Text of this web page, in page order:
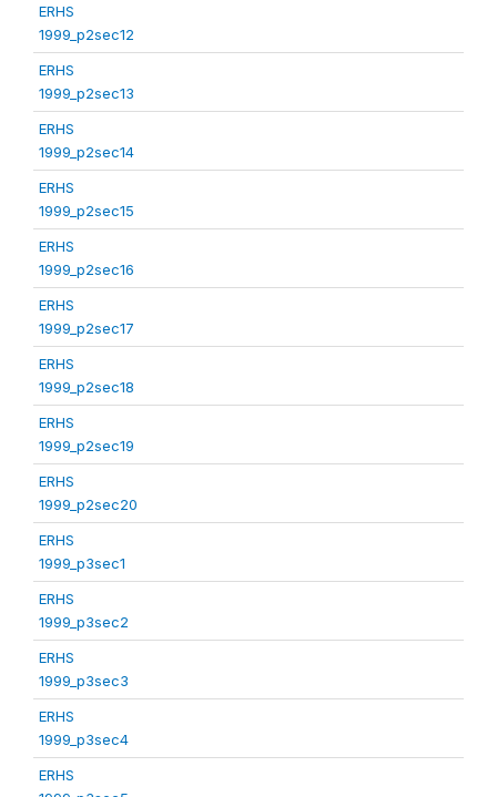
ERHS
1999_p2sec12
ERHS
1999_p2sec13
ERHS
1999_p2sec14
ERHS
1999_p2sec15
ERHS
1999_p2sec16
ERHS
1999_p2sec17
ERHS
1999_p2sec18
ERHS
1999_p2sec19
ERHS
1999_p2sec20
ERHS
1999_p3sec1
ERHS
1999_p3sec2
ERHS
1999_p3sec3
ERHS
1999_p3sec4
ERHS